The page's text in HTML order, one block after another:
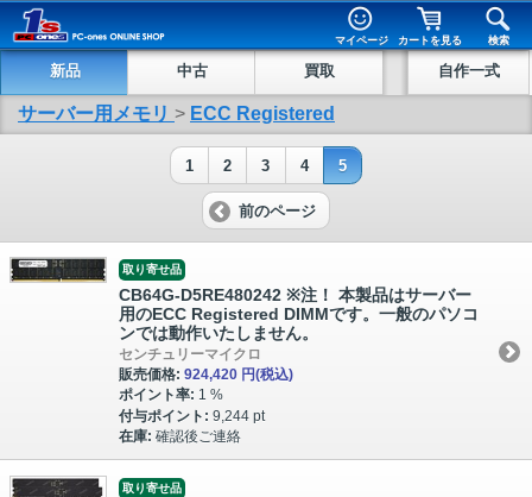
マイページ カートを見る 検索
新品 中古 買取 自作一式
サーバー用メモリ > ECC Registered
1 2 3 4 5
前のページ
取り寄せ品
CB64G-D5RE480242 ※注！ 本製品はサーバー
用のECC Registered DIMMです。一般のパソコ
ンでは動作いたしません。
センチュリーマイクロ
販売価格: 924,420 円(税込)
ポイント率: 1 %
付与ポイント: 9,244 pt
在庫: 確認後ご連絡
取り寄せ品